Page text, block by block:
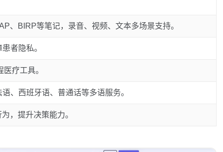
、BIRP等笔记，录音、视频、文本多场景支持。
者隐私。
疗工具。
、西班牙语、普通话等多语服务。
，提升决策能力。